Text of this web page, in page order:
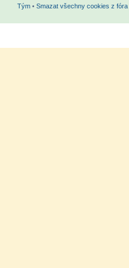
Tým • Smazat všechny cookies z fóra